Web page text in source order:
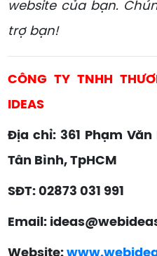
website của bạn.
trợ bạn!
CÔNG TY TNHH
IDEAS
Địa chỉ: 361 Phạm Văn
Tân Bình, TpHCM
SĐT: 02873 031 991
Email:
Website: